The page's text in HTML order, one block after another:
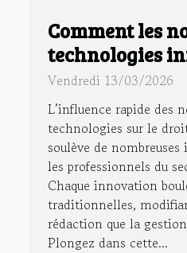
Comment les
technologies
elles le droit
Vendredi 13/03/2026
L’influence rapide des
technologies sur le
soulève de
les professionnels du
Chaque innovation
traditionnelles,
rédaction que la
Plongez dans cette...